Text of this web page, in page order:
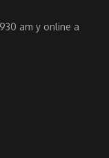
am y online a